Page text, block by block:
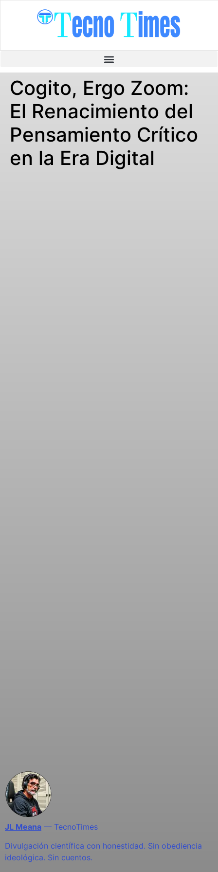
Cogito, Ergo Zoom:
El Renacimiento del
Pensamiento Crítico
en la Era Digital
JL Meana — TecnoTimes
Divulgación científica con honestidad. Sin obediencia
ideológica. Sin cuentos.